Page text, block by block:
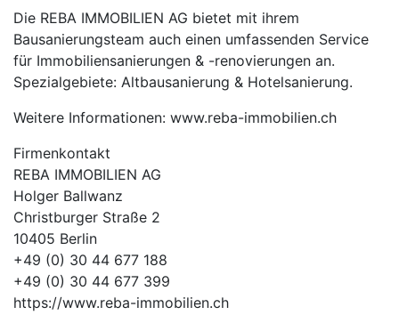
Die REBA IMMOBILIEN AG bietet mit ihrem
Bausanierungsteam auch einen umfassenden Service
für Immobiliensanierungen & -renovierungen an.
Spezialgebiete: Altbausanierung & Hotelsanierung.
Weitere Informationen: www.reba-immobilien.ch
Firmenkontakt
REBA IMMOBILIEN AG
Holger Ballwanz
Christburger Straße 2
10405 Berlin
+49 (0) 30 44 677 188
+49 (0) 30 44 677 399
https://www.reba-immobilien.ch